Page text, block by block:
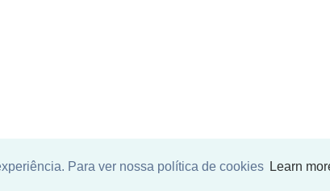
Para ver nossa política de cookies Learn